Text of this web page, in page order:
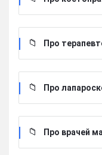
Про
Про
Про врачей